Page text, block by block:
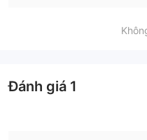
metals or agriculture, Ace
Đánh giá 1